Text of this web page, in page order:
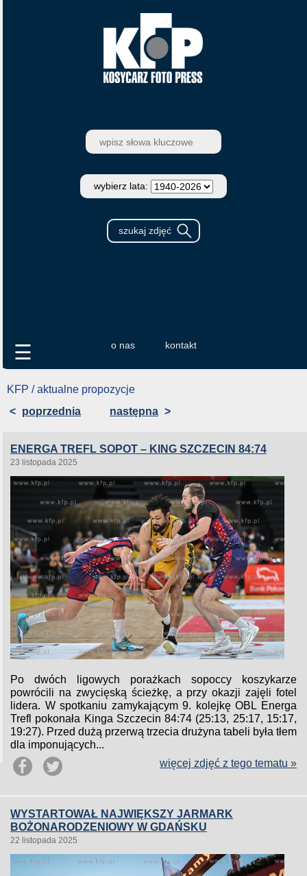
wybierz lata:
o nas kontakt
☰
KFP / aktualne propozycje
< poprzednia następna >
ENERGA TREFL SOPOT – KING SZCZECIN 84:74
23 listopada 2025
Po dwóch ligowych porażkach sopoccy koszykarze
powrócili na zwycięską ścieżkę, a przy okazji zajęli fotel
lidera. W spotkaniu zamykającym 9. kolejkę OBL Energa
Trefl pokonała Kinga Szczecin 84:74 (25:13, 25:17, 15:17,
19:27). Przed dużą przerwą trzecia drużyna tabeli była tłem
dla imponujących...
więcej zdjęć z tego tematu »
WYSTARTOWAŁ NAJWIĘKSZY JARMARK
BOŻONARODZENIOWY W GDAŃSKU
22 listopada 2025